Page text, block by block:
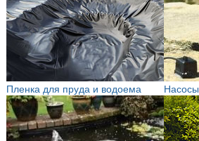
Пленка для пруда и водоема Насосы